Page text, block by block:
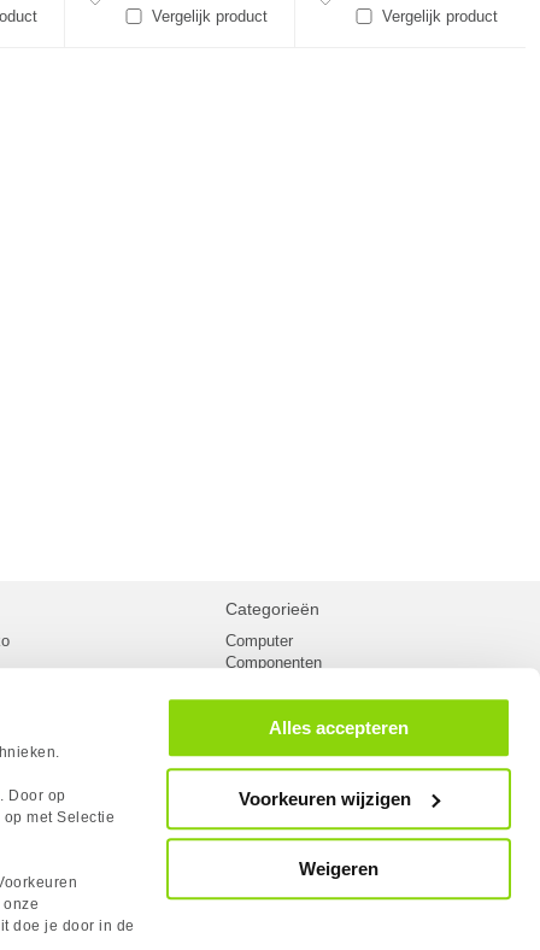
Door op
met Selectie
doe je door in de
Alles accepteren
Voorkeuren wijzigen
Weigeren
Vergelijk product Vergelijk product
Case Badge
Categorieën
Computer
Componenten
Kabels
Netwerk
Gaming laptops
PC Systemen
Megekko fanshop